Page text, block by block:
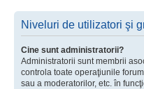
Niveluri de utilizatori şi
Cine sunt administratorii?
Administratorii sunt membrii
controla toate operaţiunile
sau a moderatorilor, etc. în